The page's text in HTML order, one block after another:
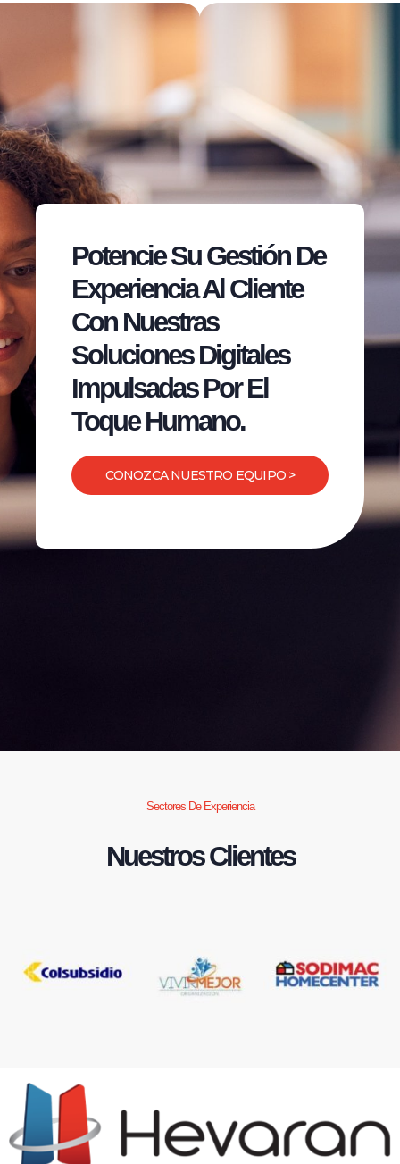
Potencie Su Gestión De
Experiencia Al Cliente
Con Nuestras
Soluciones Digitales
Impulsadas Por El
Toque Humano.
CONOZCA NUESTRO EQUIPO >
Sectores De Experiencia
Nuestros Clientes